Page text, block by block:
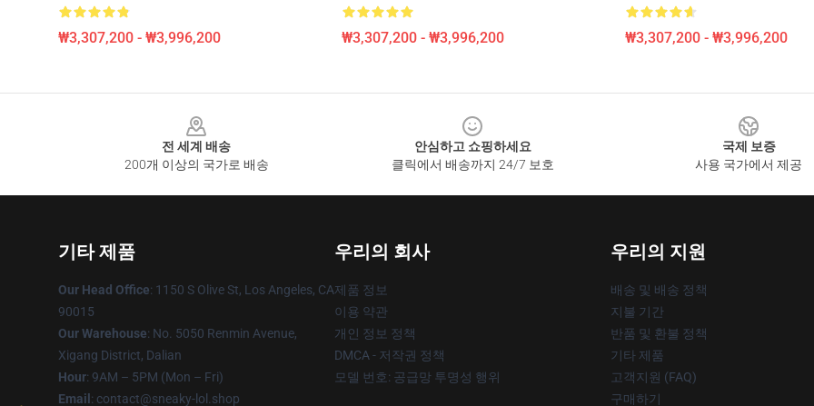
₩3,307,200 - ₩3,996,200 ₩3,307,200 - ₩3,996,200 ₩3,307,200 - ₩3,996,200
전 세계 배송
200개 이상의 국가로 배송
안심하고 쇼핑하세요
클릭에서 배송까지 24/7 보호
국제 보증
사용 국가에서 제공
기타 제품
Our Head Office: 1150 S Olive St, Los Angeles, CA
90015
Our Warehouse: No. 5050 Renmin Avenue,
Xigang District, Dalian
Hour: 9AM – 5PM (Mon – Fri)
Email : contact@sneaky-lol.shop
우리의 회사
제품 정보
이용 약관
개인 정보 정책
DMCA - 저작권 정책
모델 번호: 공급망 투명성 행위
우리의 지원
배송 및 배송 정책
지불 기간
반품 및 환불 정책
기타 제품
고객지원 (FAQ)
구매하기